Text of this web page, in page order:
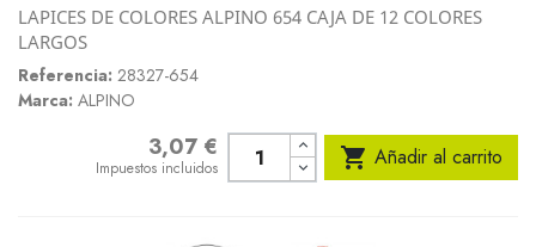
LAPICES DE COLORES ALPINO 654 CAJA DE 12 COLORES
LARGOS
Referencia: 28327-654
Marca: ALPINO
3,07 €
Impuestos incluidos  Añadir al carrito